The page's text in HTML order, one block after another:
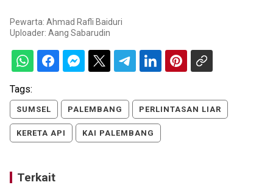
Pewarta: Ahmad Rafli Baiduri
Uploader: Aang Sabarudin
Tags:
SUMSEL PALEMBANG PERLINTASAN LIAR
KERETA API KAI PALEMBANG
Terkait